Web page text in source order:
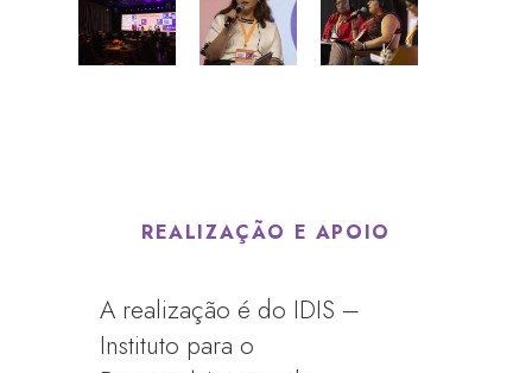
REALIZAÇÃO E APOIO
A realização é do IDIS –
Instituto para o